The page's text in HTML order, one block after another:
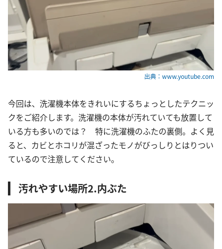
出典：www.youtube.com
今回は、洗濯機本体をきれいにするちょっとしたテクニッ
クをご紹介します。洗濯機の本体が汚れていても放置して
いる方も多いのでは？ 特に洗濯機のふたの裏側。よく見
ると、カビとホコリが混ざったモノがびっしりとはりつい
ているので注意してください。
汚れやすい場所2.内ぶた